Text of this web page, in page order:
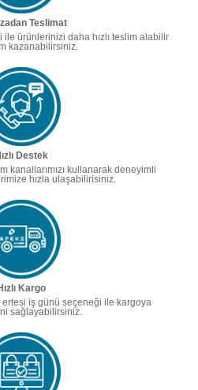
Teslimat
ürünlerinizi daha hızlı teslim alabilir
kazanabilirsiniz.
Destek
kanallarımızı kullanarak deneyimli
hızla ulaşabilirisiniz.
Kargo
iş günü seçeneği ile kargoya
sağlayabilirsiniz.